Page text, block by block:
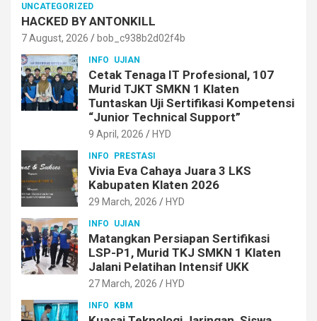
UNCATEGORIZED
HACKED BY ANTONKILL
7 August, 2026 bob_c938b2d02f4b
INFO UJIAN
Cetak Tenaga IT Profesional, 107
Murid TJKT SMKN 1 Klaten
Tuntaskan Uji Sertifikasi Kompetensi
“Junior Technical Support”
9 April, 2026 HYD
INFO PRESTASI
Vivia Eva Cahaya Juara 3 LKS
Kabupaten Klaten 2026
29 March, 2026 HYD
INFO UJIAN
Matangkan Persiapan Sertifikasi
LSP-P1, Murid TKJ SMKN 1 Klaten
Jalani Pelatihan Intensif UKK
27 March, 2026 HYD
INFO KBM